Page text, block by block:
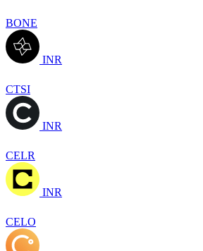
BONE
INR
CTSI
INR
CELR
INR
CELO